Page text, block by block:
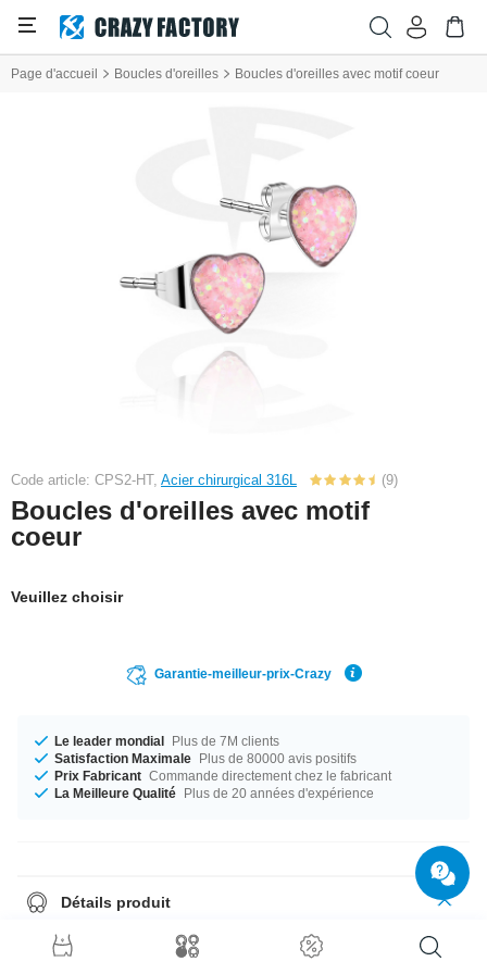
Page d'accueil Boucles d'oreilles Boucles d'oreilles avec motif coeur
Code article: CPS2-HT, Acier chirurgical 316L (9)
Boucles d'oreilles avec motif
coeur
Veuillez choisir
Garantie-meilleur-prix-Crazy
Le leader mondial Plus de 7M clients
Satisfaction Maximale Plus de 80000 avis positifs
Prix Fabricant Commande directement chez le fabricant
La Meilleure Qualité Plus de 20 années d'expérience
Détails produit
Les studs d'oreilles sont toujours envoyés par paires, donc il suffit de
choisir quantité = 1 pour recevoir une paire.